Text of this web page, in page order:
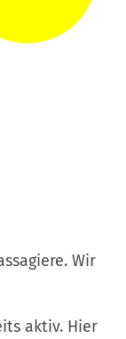
Wir
aktiv. Hier